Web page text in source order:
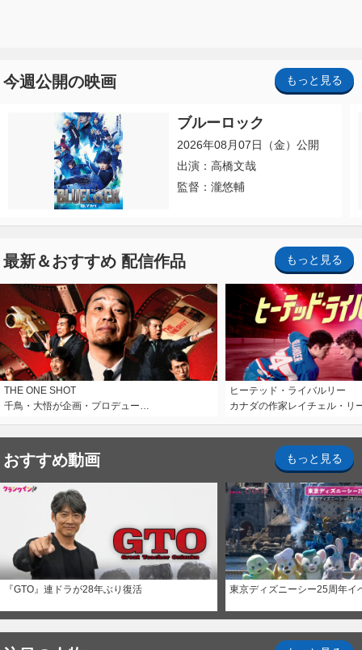
今週公開の映画 もっと見る
ブルーロック
2026年08月07日（金）公開
出演：高橋文哉
監督：瀧悠輔
最新＆おすすめ 配信作品 もっと見る
THE ONE SHOT
千鳥・大悟が企画・プロデュー…
ヒーテッド・ライバルリー
カナダの作家レイチェル・リ
おすすめ動画 もっと見る
『GTO』連ドラが28年ぶり復活 東京ディズニーシー25周年イ